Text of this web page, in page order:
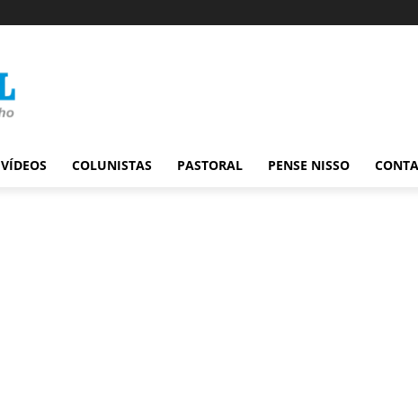
VÍDEOS COLUNISTAS PASTORAL PENSE NISSO